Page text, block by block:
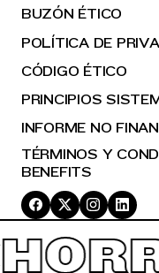
BUZÓN ÉTICO
POLÍTICA DE
CÓDIGO ÉTICO
PRINCIPIOS
INFORME NO
TÉRMINOS Y
BENEFITS